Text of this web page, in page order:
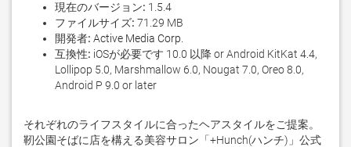
現在のバージョン: 1.5.4
ファイルサイズ: 71.29 MB
開発者: Active Media Corp.
互換性: iOSが必要です 10.0 以降 or Android KitKat 4.4,
Lollipop 5.0, Marshmallow 6.0, Nougat 7.0, Oreo 8.0,
Android P 9.0 or later
それぞれのライフスタイルに合ったヘアスタイルをご提案。
靭公園そばに店を構える美容サロン「+Hunch(ハンチ)」公式